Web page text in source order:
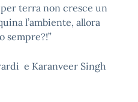
terra non cresce un
l’ambiente, allora
sempre?!”
e Karanveer Singh